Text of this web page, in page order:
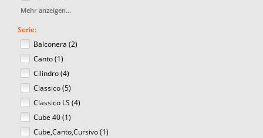
Mehr anzeigen...
Serie:
Balconera (2)
Canto (1)
Cilindro (4)
Classico (5)
Classico LS (4)
Cube 40 (1)
Cube,Canto,Cursivo (1)